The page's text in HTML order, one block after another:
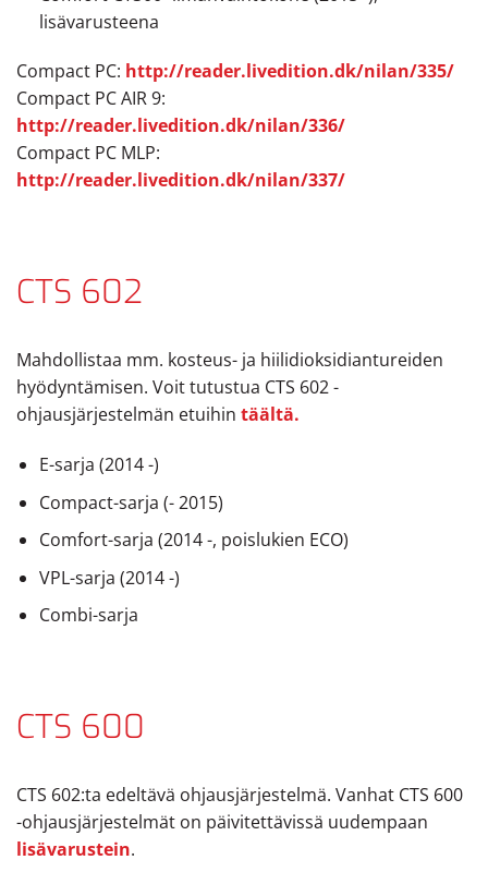
lisävarusteena
Compact PC: http://reader.livedition.dk/nilan/335/
Compact PC AIR 9:
http://reader.livedition.dk/nilan/336/
Compact PC MLP:
http://reader.livedition.dk/nilan/337/
CTS 602
Mahdollistaa mm. kosteus- ja hiilidioksidiantureiden
hyödyntämisen. Voit tutustua CTS 602 -
ohjausjärjestelmän etuihin täältä.
E-sarja (2014 -)
Compact-sarja (- 2015)
Comfort-sarja (2014 -, poislukien ECO)
VPL-sarja (2014 -)
Combi-sarja
CTS 600
CTS 602:ta edeltävä ohjausjärjestelmä. Vanhat CTS 600
-ohjausjärjestelmät on päivitettävissä uudempaan
lisävarustein.